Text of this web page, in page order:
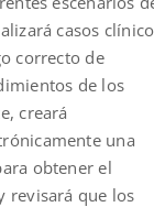
casos
correcto de
de los
creará
una
obtener el
revisará que los